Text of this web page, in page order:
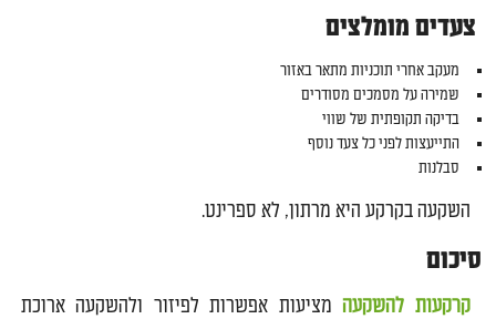
צעדים מומלצים
מעקב אחרי תוכניות מתאר באזור
שמירה על מסמכים מסודרים
בדיקה תקופתית של שווי
התייעצות לפני כל צעד נוסף
סבלנות
השקעה בקרקע היא מרתון, לא ספרינט.
סיכום
קרקעות להשקעהמציעות אפשרות לפיזור ולהשקעה ארוכת